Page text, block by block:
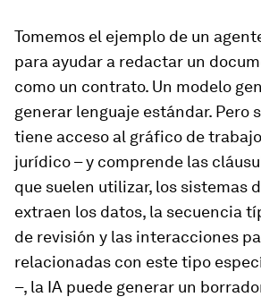
Tomemos el ejemplo de un
para ayudar a redactar un
como un contrato. Un modelo
generar lenguaje estándar. Pero
tiene acceso al gráfico de
jurídico – y comprende las
que suelen utilizar, los sistemas
extraen los datos, la secuencia
de revisión y las interacciones
relacionadas con este tipo
–, la IA puede generar un